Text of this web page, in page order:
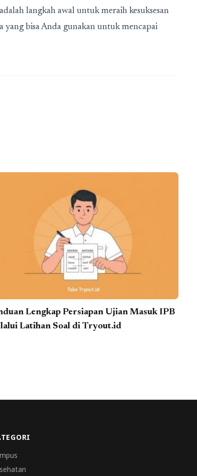
langkah awal untuk meraih kesuksesan
yang bisa Anda gunakan untuk mencapai
Lengkap Persiapan Ujian Masuk IPB
Latihan Soal di Tryout.id